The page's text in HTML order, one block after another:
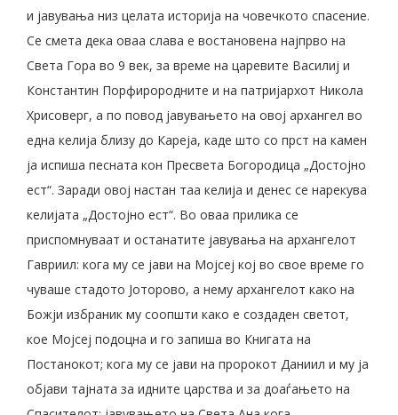
и јавувања низ целата историја на човечкото спасение.
Се смета дека оваа слава е востановена најпрво на
Света Гора во 9 век, за време на царевите Василиј и
Константин Порфирородните и на патријархот Никола
Хрисоверг, а по повод јавувањето на овој архангел во
една келија близу до Кареја, каде што со прст на камен
ја испиша песната кон Пресвета Богородица „Достојно
ест“. Заради овој настан таа келија и денес се нарекува
келијата „Достојно ест“. Во оваа прилика се
приспомнуваат и останатите јавувања на архангелот
Гавриил: кога му се јави на Мојсеј кој во свое време го
чуваше стадото Јоторово, а нему архангелот како на
Божји избраник му соопшти како е создаден светот,
кое Мојсеј подоцна и го запиша во Книгата на
Постанокот; кога му се јави на пророкот Даниил и му ја
објави тајната за идните царства и за доаѓањето на